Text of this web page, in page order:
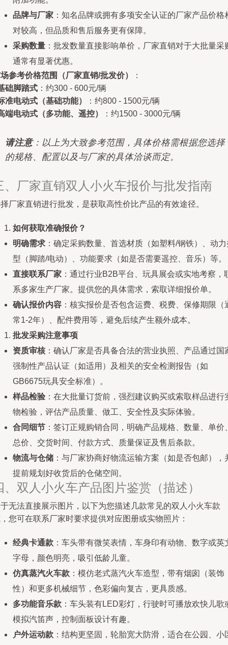
品牌与厂家 ：知名品牌或拥有多项安全认证的厂家产品价格
对较高，但品质和售后服务更有保障。
采购数量 ：批发数量直接影响单价，厂家直销对于大批量采
通常有显著优惠。
参考价格范围（厂家直销/批发价）
：
础脚踏式 ：约300 - 600元/辆
准电动式（基础功能）
：约800 - 1500元/辆
端电动式（多功能、遥控）
：约1500 - 3000元/辆
请注意：以上为大致参考范围，具体价格需根据您选择
的规格、配置以及与厂家的具体洽谈而定。
、厂家直销双人小火车报价与批发指南
厂家直销进行批发，是获取高性价比产品的有效途径。
如何获取准确报价？
明确需求 ：确定采购数量、首选材质（如塑料/钢铁）、动
型（脚踏/电动）、功能要求（如是否需要遥控、音乐）等。
直接联系厂家 ：通过行业B2B平台、玩具展会或实地考察，
系多家生产厂家。提供您的具体需求，索取详细报价单。
确认报价内容 ：核实报价是否包含运费、税费、保修期限（
常1-2年）、配件费用等，避免后续产生额外成本。
批发采购注意事项
资质审核：确认厂家是否具备合法的营业执照、产品通过国
强制性产品认证（如适用）及相关的安全检测报告（如
GB6675玩具安全标准）。
样品检验 ：在大批量订货前，强烈建议购买或索取样品进行
物检验，评估产品质量、做工、安全性及实际体验。
合同细节 ：签订正规购销合同，明确产品规格、数量、单价
总价、交货时间、付款方式、质量保证及售后条款。
物流与仓储 ：与厂家协商好物流运输方案（如是否包邮），
提前规划好收货后的仓储空间。
、双人小火车产品图片鉴赏（描述）
无法直接展示图片，以下为您描述几款常见的双人小火车款
您可在联系厂家时要求提供对应图册或实物照片：
经典卡通款 ：车头带有微笑表情，车身印有动物、数字或英
字母，颜色明亮，吸引低龄儿童。
仿真蒸汽火车款 ：模仿老式蒸汽火车造型，带有烟囱（装饰
性）和更多机械细节，色彩偏向复古，更具质感。
多功能音乐款 ：车头装有LED彩灯，行驶时可播放欢快儿歌
模拟汽笛声，控制面板设计有趣。
户外运动款 ：结构更坚固，轮胎宽大防滑，适合在公园、小